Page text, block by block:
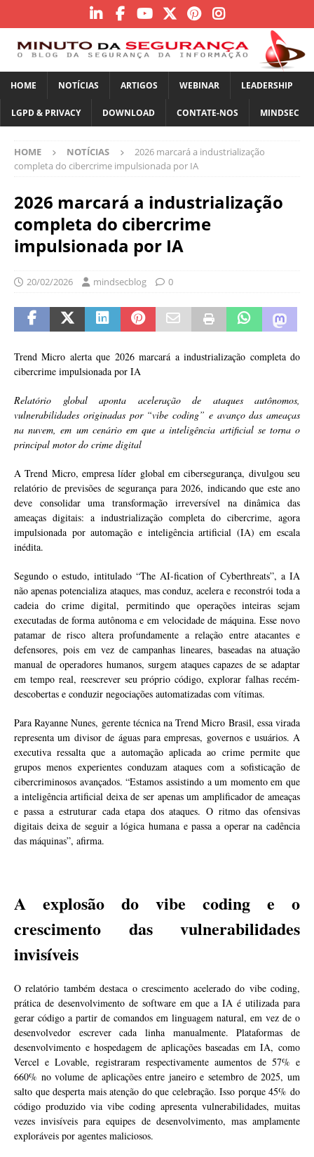
HOME NOTÍCIAS ARTIGOS WEBINAR LEADERSHIP
LGPD & PRIVACY DOWNLOAD CONTATE-NOS MINDSEC
HOME NOTÍCIAS
2026 marcará a industrialização
completa do cibercrime impulsionada por IA
2026 marcará a industrialização
completa do cibercrime
impulsionada por IA
20/02/2026 mindsecblog 0
Trend Micro alerta que 2026 marcará a industrialização completa do
cibercrime impulsionada por IA
Relatório global aponta aceleração de ataques autônomos,
vulnerabilidades originadas por “vibe coding” e avanço das ameaças
na nuvem, em um cenário em que a inteligência artificial se torna o
principal motor do crime digital
A Trend Micro, empresa líder global em cibersegurança, divulgou seu
relatório de previsões de segurança para 2026, indicando que este ano
deve consolidar uma transformação irreversível na dinâmica das
ameaças digitais: a industrialização completa do cibercrime, agora
impulsionada por automação e inteligência artificial (IA) em escala
inédita.
Segundo o estudo, intitulado “The AI-fication of Cyberthreats”, a IA
não apenas potencializa ataques, mas conduz, acelera e reconstrói toda a
cadeia do crime digital, permitindo que operações inteiras sejam
executadas de forma autônoma e em velocidade de máquina. Esse novo
patamar de risco altera profundamente a relação entre atacantes e
defensores, pois em vez de campanhas lineares, baseadas na atuação
manual de operadores humanos, surgem ataques capazes de se adaptar
em tempo real, reescrever seu próprio código, explorar falhas recém-
descobertas e conduzir negociações automatizadas com vítimas.
Para Rayanne Nunes, gerente técnica na Trend Micro Brasil, essa virada
representa um divisor de águas para empresas, governos e usuários. A
executiva ressalta que a automação aplicada ao crime permite que
grupos menos experientes conduzam ataques com a sofisticação de
cibercriminosos avançados. “Estamos assistindo a um momento em que
a inteligência artificial deixa de ser apenas um amplificador de ameaças
e passa a estruturar cada etapa dos ataques. O ritmo das ofensivas
digitais deixa de seguir a lógica humana e passa a operar na cadência
das máquinas”, afirma.
A explosão do vibe coding e o
crescimento das vulnerabilidades
invisíveis
O relatório também destaca o crescimento acelerado do vibe coding,
prática de desenvolvimento de software em que a IA é utilizada para
gerar código a partir de comandos em linguagem natural, em vez de o
desenvolvedor escrever cada linha manualmente. Plataformas de
desenvolvimento e hospedagem de aplicações baseadas em IA, como
Vercel e Lovable, registraram respectivamente aumentos de 57% e
660% no volume de aplicações entre janeiro e setembro de 2025, um
salto que desperta mais atenção do que celebração. Isso porque 45% do
código produzido via vibe coding apresenta vulnerabilidades, muitas
vezes invisíveis para equipes de desenvolvimento, mas amplamente
exploráveis por agentes maliciosos.